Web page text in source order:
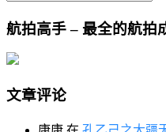
航拍高手 – 最全的航拍
文章评论